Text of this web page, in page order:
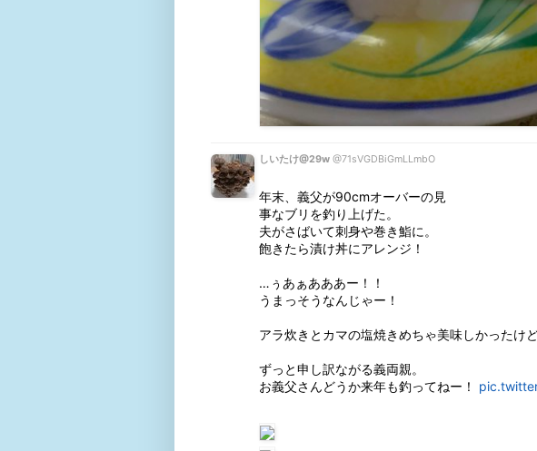
しいたけ@29w @71sVGDBiGmLLmbO
年末、義父が90cmオーバーの見
事なブリを釣り上げた。
夫がさばいて刺身や巻き鮨に。
飽きたら漬け丼にアレンジ！
…ぅあぁあああー！！
うまっそうなんじゃー！
アラ炊きとカマの塩焼きめちゃ美味しかったけど
ずっと申し訳ながる義両親。
お義父さんどうか来年も釣ってねー！